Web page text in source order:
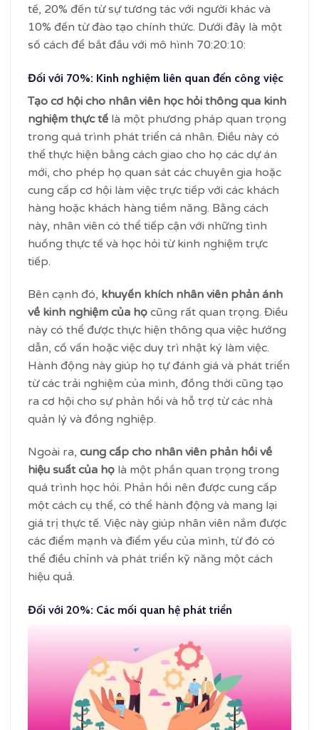
tế, 20% đến từ sự tương tác với người khác và
10% đến từ đào tạo chính thức. Dưới đây là một
số cách để bắt đầu với mô hình 70:20:10:
Đối với 70%: Kinh nghiệm liên quan đến công việc
Tạo cơ hội cho nhân viên học hỏi thông qua kinh
nghiệm thực tế là một phương pháp quan trọng
trong quá trình phát triển cá nhân. Điều này có
thể thực hiện bằng cách giao cho họ các dự án
mới, cho phép họ quan sát các chuyên gia hoặc
cung cấp cơ hội làm việc trực tiếp với các khách
hàng hoặc khách hàng tiềm năng. Bằng cách
này, nhân viên có thể tiếp cận với những tình
huống thực tế và học hỏi từ kinh nghiệm trực
tiếp.
Bên cạnh đó, khuyến khích nhân viên phản ánh
về kinh nghiệm của họ cũng rất quan trọng. Điều
này có thể được thực hiện thông qua việc hướng
dẫn, cố vấn hoặc việc duy trì nhật ký làm việc.
Hành động này giúp họ tự đánh giá và phát triển
từ các trải nghiệm của mình, đồng thời cũng tạo
ra cơ hội cho sự phản hồi và hỗ trợ từ các nhà
quản lý và đồng nghiệp.
Ngoài ra, cung cấp cho nhân viên phản hồi về
hiệu suất của họ là một phần quan trọng trong
quá trình học hỏi. Phản hồi nên được cung cấp
một cách cụ thể, có thể hành động và mang lại
giá trị thực tế. Việc này giúp nhân viên nắm được
các điểm mạnh và điểm yếu của mình, từ đó có
thể điều chỉnh và phát triển kỹ năng một cách
hiệu quả.
Đối với 20%: Các mối quan hệ phát triển